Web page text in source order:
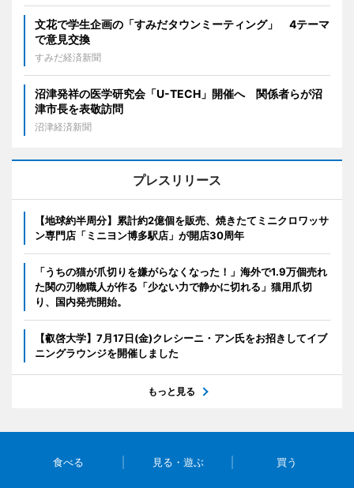
文花で学生企画の「すみだタウンミーティング」 4テーマ
で意見交換
すみだ経済新聞
沼津発祥の医学研究会「U-TECH」開催へ 関係者らが沼
津市長を表敬訪問
沼津経済新聞
プレスリリース
【地球約半周分】累計約2億個を販売、焼きたてミニクロワッサ
ン専門店「ミニヨン博多駅店」が開店30周年
「うちの猫が爪切りを嫌がらなくなった！」海外で1.9万個売れ
た関の刃物職人が作る「少ない力で静かに切れる」猫用爪切
り、国内発売開始。
【叡啓大学】7月17日(金)クレシーニ・アン氏をお招きしてイブ
ニングラウンジを開催しました
もっと見る
食べる 見る・遊ぶ 買う